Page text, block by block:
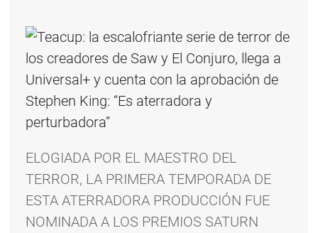
ELOGIADA POR EL MAESTRO DEL
TERROR, LA PRIMERA TEMPORADA DE
ESTA ATERRADORA PRODUCCIÓN FUE
NOMINADA A LOS PREMIOS SATURN